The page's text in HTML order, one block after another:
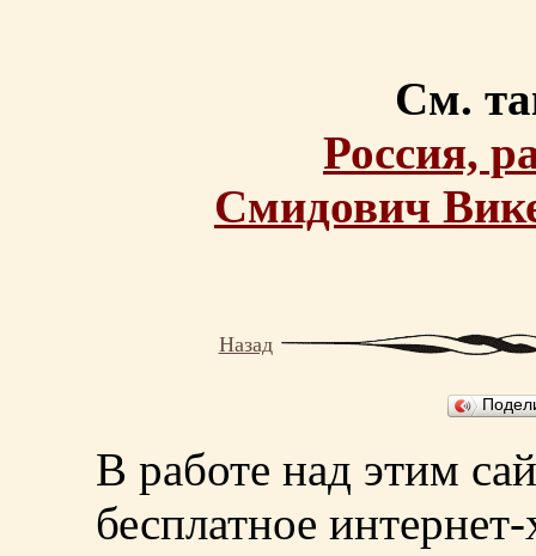
См.
Россия,
Смидович
Назад
В работе над этим
бесплатное